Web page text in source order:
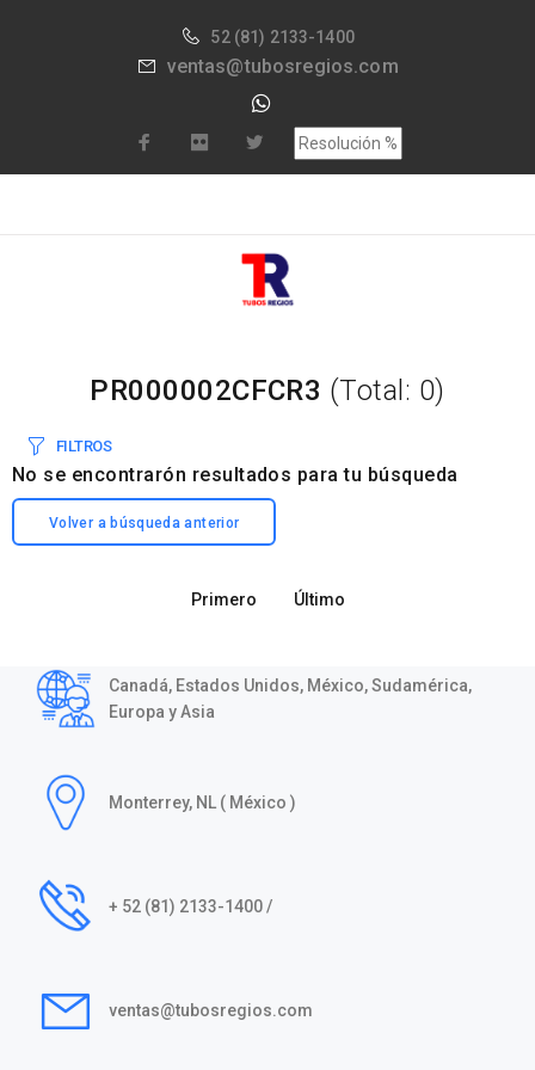
52 (81) 2133-1400
ventas@tubosregios.com
PR000002CFCR3 (Total: 0)
FILTROS
No se encontrarón resultados para tu búsqueda
Volver a búsqueda anterior
Primero Último
Canadá, Estados Unidos, México, Sudamérica,
Europa y Asia
Monterrey, NL ( México )
+ 52 (81) 2133-1400 /
ventas@tubosregios.com